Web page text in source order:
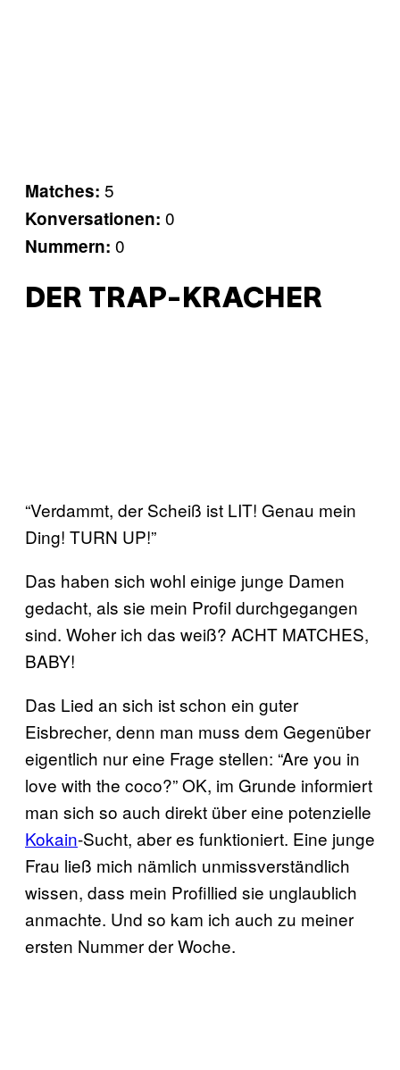
Matches: 5
Konversationen: 0
Nummern: 0
DER TRAP-KRACHER
“Verdammt, der Scheiß ist LIT! Genau mein
Ding! TURN UP!”
Das haben sich wohl einige junge Damen
gedacht, als sie mein Profil durchgegangen
sind. Woher ich das weiß? ACHT MATCHES,
BABY!
Das Lied an sich ist schon ein guter
Eisbrecher, denn man muss dem Gegenüber
eigentlich nur eine Frage stellen: “Are you in
love with the coco?” OK, im Grunde informiert
man sich so auch direkt über eine potenzielle
Kokain-Sucht, aber es funktioniert. Eine junge
Frau ließ mich nämlich unmissverständlich
wissen, dass mein Profillied sie unglaublich
anmachte. Und so kam ich auch zu meiner
ersten Nummer der Woche.